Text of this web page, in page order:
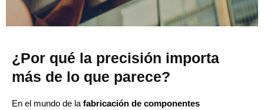
¿Por qué la precisión importa
más de lo que parece?
En el mundo de lafabricación de componentes